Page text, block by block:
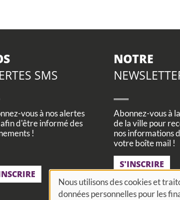
SMS
vous à nos alertes
afin d'être informé des
!
NOTRE
Abonnez-vous à
de la ville pour
nos informations
votre boîte mail !
S'INSCRIRE
Nous utilisons des cookies et
données personnelles pour les